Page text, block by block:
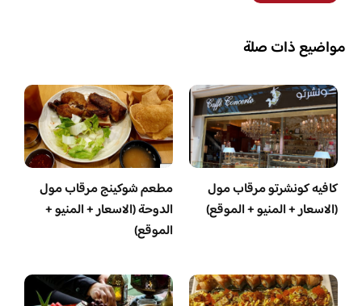
مواضيع ذات صلة
كافيه كونشرتو مرقاب مول
(الاسعار + المنيو + الموقع)
مطعم شوكينج مرقاب مول
الدوحة (الاسعار + المنيو +
الموقع)